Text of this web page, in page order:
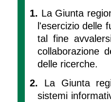
1. La Giunta
l'esercizio delle
tal fine
collaborazione
delle ricerche.
2. La Giunta
sistemi